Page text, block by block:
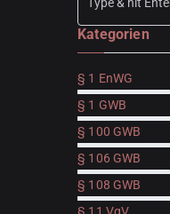
Kategorien
§ 1 EnWG
§ 1 GWB
§ 100 GWB
§ 106 GWB
§ 108 GWB
§ 11 VgV